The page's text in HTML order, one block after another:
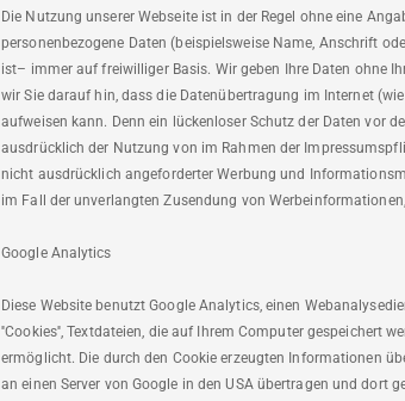
Die Nutzung unserer Webseite ist in der Regel ohne eine
personenbezogene Daten (beispielsweise Name, Anschrift
ist– immer auf freiwilliger Basis. Wir geben Ihre Daten ohne
wir Sie darauf hin, dass die Datenübertragung im Internet
aufweisen kann. Denn ein lückenloser Schutz der Daten vor
ausdrücklich der Nutzung von im Rahmen der
nicht ausdrücklich angeforderter Werbung und
im Fall der unverlangten Zusendung von
Google Analytics
Diese Website benutzt Google Analytics, einen
''Cookies'', Textdateien, die auf Ihrem Computer gespeichert
ermöglicht. Die durch den Cookie erzeugten Informationen
an einen Server von Google in den USA übertragen und dort